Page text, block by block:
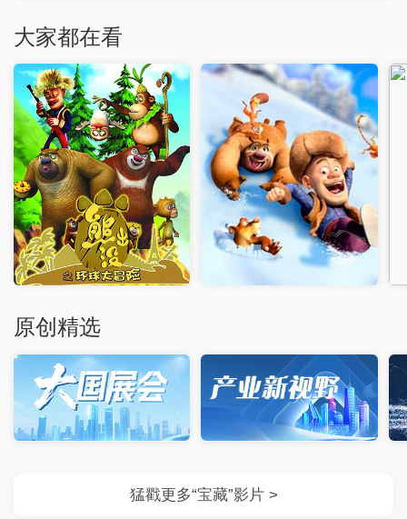
大家都在看
原创精选